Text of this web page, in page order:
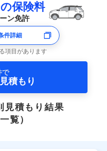
保険料
ン免許
件詳細
項目があります
で
積もり
見積もり結果
覧）